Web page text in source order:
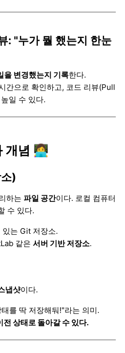
: "누가 뭘 했는지 한눈
을 변경했는지 기록한다.
간으로 확인하고, 코드 리뷰(Pull
일 수 있다.
념 👩‍💻
)
하는 파일 공간이다. 로컬 컴퓨터
수 있다.
있는 Git 저장소.
같은 서버 기반 저장소.
냅샷이다.
를 딱 저장해둬!"라는 의미.
전 상태로 돌아갈 수 있다.